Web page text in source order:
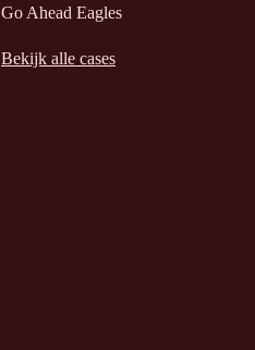
Go Ahead Eagles
Bekijk alle cases